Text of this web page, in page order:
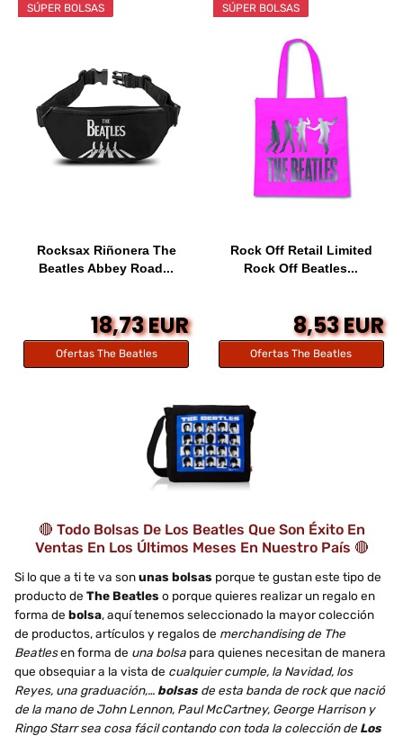
SÚPER BOLSAS
Rocksax Riñonera The
Beatles Abbey Road...
18,73 EUR
Ofertas The Beatles
SÚPER BOLSAS
Rock Off Retail Limited
Rock Off Beatles...
8,53 EUR
Ofertas The Beatles
🔴 Todo Bolsas De Los Beatles Que Son Éxito En
Ventas En Los Últimos Meses En Nuestro País 🔴
Si lo que a ti te va sonunas bolsas porque te gustan este tipo de
producto de The Beatles o porque quieres realizar un regalo en
forma de bolsa, aquí tenemos seleccionado la mayor colección
de productos, artículos y regalos de merchandising de The
Beatlesen forma de una bolsa para quienes necesitan de manera
que obsequiar a la vista de cualquier cumple, la Navidad, los
Reyes, una graduación,… bolsas de esta banda de rock que nació
de la mano de John Lennon, Paul McCartney, George Harrison y
Ringo Starr sea cosa fácil contando con toda la colección de Los